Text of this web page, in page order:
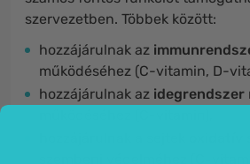
szervezetben. Többek között:
hozzájárulnak az
működéséhez (C-vitamin, D-
hozzájárulnak az idegrendszer